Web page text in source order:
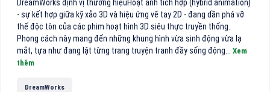
DreamWorks định vị thương hiệuHoạt ảnh tích hợp (hybrid animation)
- sự kết hợp giữa kỹ xảo 3D và hiệu ứng vẽ tay 2D - đang dần phá vỡ
thế độc tôn của các phim hoạt hình 3D siêu thực truyền thống.
Phong cách này mang đến những khung hình vừa sinh động vừa lạ
mắt, tựa như đang lật từng trang truyện tranh đầy sống động... Xem
thêm
DreamWorks